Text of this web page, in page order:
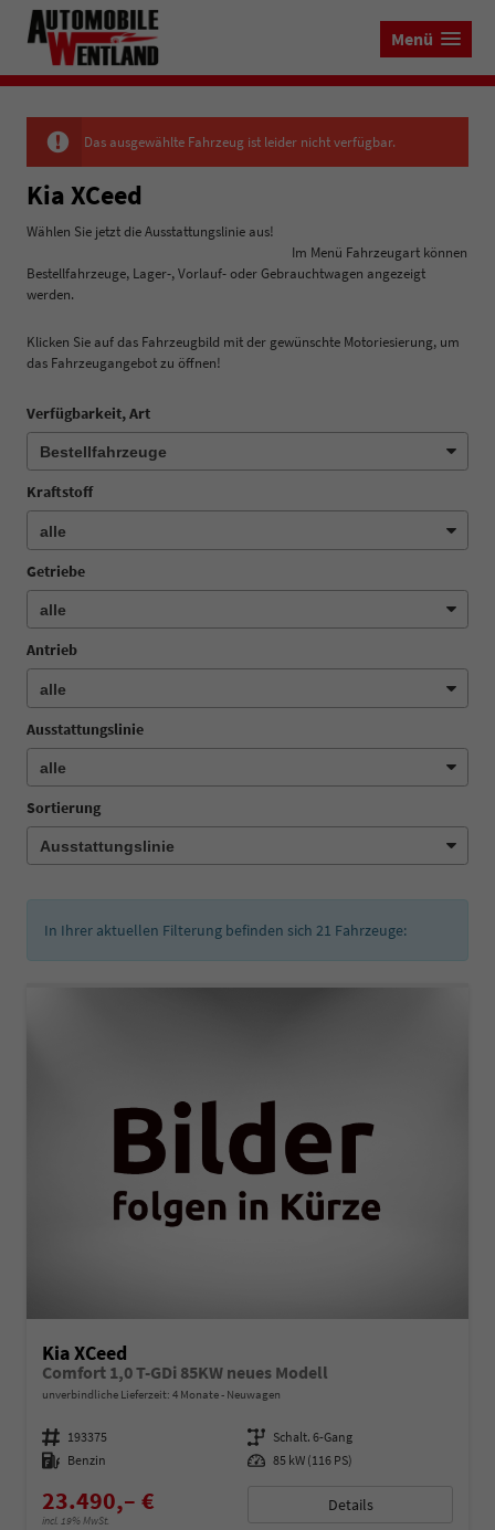
Menü
Das ausgewählte Fahrzeug ist leider nicht verfügbar.
Kia XCeed
Wählen Sie jetzt die Ausstattungslinie aus!
Im Menü Fahrzeugart können
Bestellfahrzeuge, Lager-, Vorlauf- oder Gebrauchtwagen angezeigt
werden.
Klicken Sie auf das Fahrzeugbild mit der gewünschte Motoriesierung, um
das Fahrzeugangebot zu öffnen!
Verfügbarkeit, Art
Kraftstoff
Getriebe
Antrieb
Ausstattungslinie
Sortierung
In Ihrer aktuellen Filterung befinden sich 21 Fahrzeuge:
Kia XCeed
Comfort 1,0 T-GDi 85KW neues Modell
unverbindliche Lieferzeit: 4 Monate Neuwagen
Fahrzeugnummer 193375 Getriebe Schalt. 6-Gang
Kraftstoff Benzin Leistung 85 kW (116 PS)
23.490,– €
incl. 19% MwSt.
Details